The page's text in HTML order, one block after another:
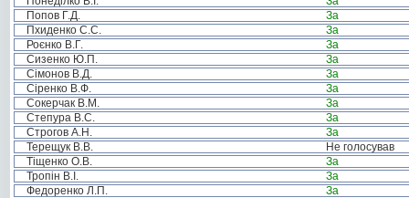
Попов Г.Д.
За
Пхиденко С.С.
За
Роєнко В.Г.
За
Сизенко Ю.П.
За
Сімонов В.Д.
За
Сіренко В.Ф.
За
Сокерчак В.М.
За
Степура В.С.
За
Строгов А.Н.
За
Терещук В.В.
Не голосував
Тіщенко О.В.
За
Тропін В.І.
За
Федоренко Л.П.
За